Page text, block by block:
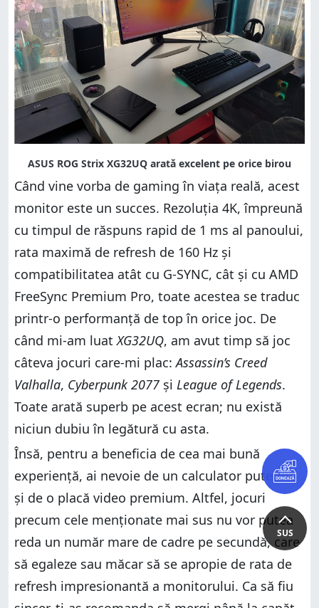
SUS
Când vine vorba de gaming în viața reală, acest
monitor este un succes. Rezoluția 4K, împreună
cu timpul de răspuns rapid de 1 ms al panoului,
rata maximă de refresh de 160 Hz și
compatibilitatea atât cu G-SYNC, cât și cu AMD
FreeSync Premium Pro, toate acestea se traduc
printr-o performanță de top în orice joc. De
când mi-am luat XG32UQ, am avut timp să joc
câteva jocuri care-mi plac:Assassin’s Creed
Valhalla, Cyberpunk 2077 și League of Legends.
Toate arată superb pe acest ecran; nu există
niciun dubiu în legătură cu asta.
Însă, pentru a beneficia de cea mai bună
experiență, ai nevoie de un calculator puternic
și de o placă video premium. Altfel, jocuri
precum cele menționate mai sus nu vor putea
reda un număr mare de cadre pe secundă, care
să egaleze sau măcar să se apropie de rata de
refresh impresionantă a monitorului. Ca să fiu